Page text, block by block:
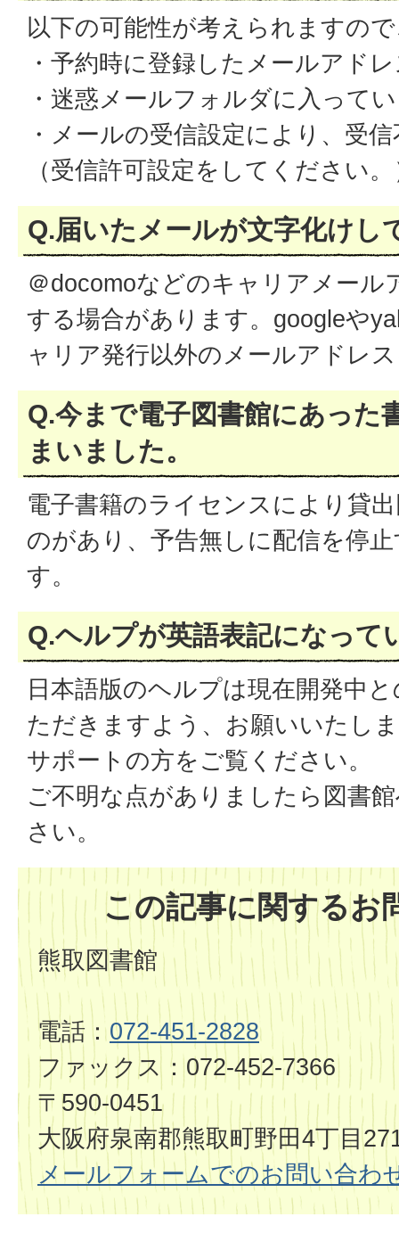
以下の可能性が考えられますの
・予約時に登録したメールアド
・迷惑メールフォルダに入って
・メールの受信設定により、受
（受信許可設定をしてください
Q.届いたメールが文字化けし
＠docomoなどのキャリアメール
する場合があります。googleや
ャリア発行以外のメールアドレ
Q.今まで電子図書館にあった
まいました。
電子書籍のライセンスにより貸
のがあり、予告無しに配信を停
す。
Q.ヘルプが英語表記になって
日本語版のヘルプは現在開発中
ただきますよう、お願いいたし
サポートの方をご覧ください。
ご不明な点がありましたら図書
さい。
この記事に関するお
熊取図書館
電話：072-451-2828
ファックス：072-452-7366
〒590-0451
大阪府泉南郡熊取町野田4丁目
メールフォームでのお問い合わ